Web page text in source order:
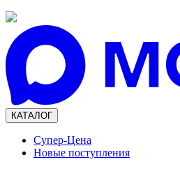
КАТАЛОГ
Супер-Цена
Новые поступления